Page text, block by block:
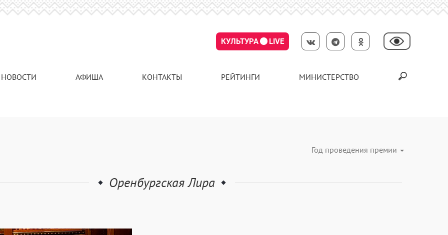
КУЛЬТУРА LIVE
НОВОСТИ АФИША КОНТАКТЫ РЕЙТИНГИ МИНИСТЕРСТВО
Год проведения премии
Оренбургская Лира